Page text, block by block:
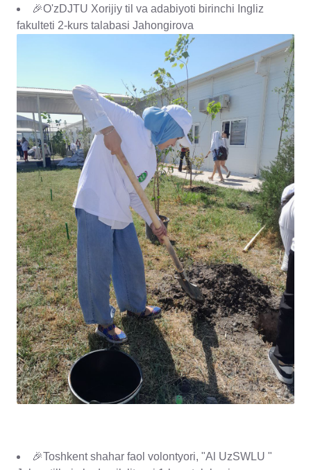
🎉O'zDJTU Xorijiy til va adabiyoti birinchi Ingliz
fakulteti 2-kurs talabasi Jahongirova
🎉Toshkent shahar faol volontyori, "Al UzSWLU "